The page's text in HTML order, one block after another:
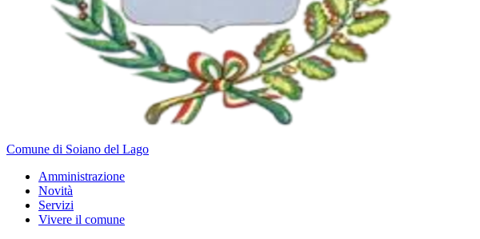
Comune di Soiano del Lago
Amministrazione
Novità
Servizi
Vivere il comune